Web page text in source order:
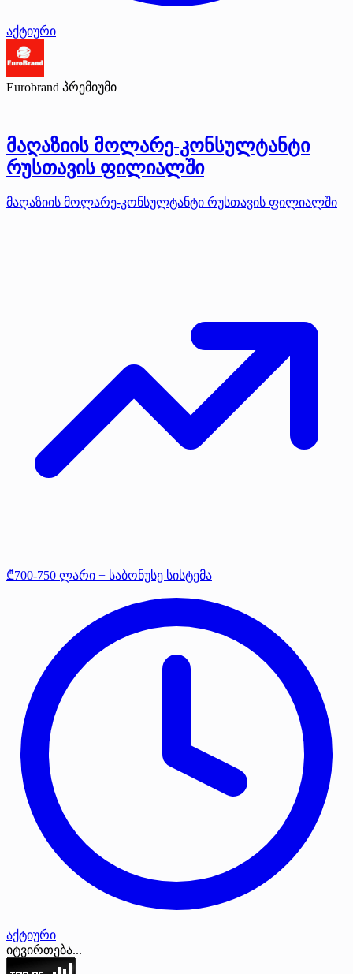
აქტიური
Eurobrand პრემიუმი
მაღაზიის მოლარე-კონსულტანტი
რუსთავის ფილიალში
მაღაზიის მოლარე-კონსულტანტი რუსთავის ფილიალში
₾700-750 ლარი + საბონუსე სისტემა
აქტიური
იტვირთება...